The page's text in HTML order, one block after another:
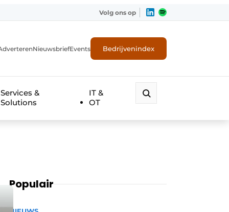
Volg ons op
NieuwsbriefEvents Bedrijvenindex
Services &
Solutions
IT &
OT
Populair